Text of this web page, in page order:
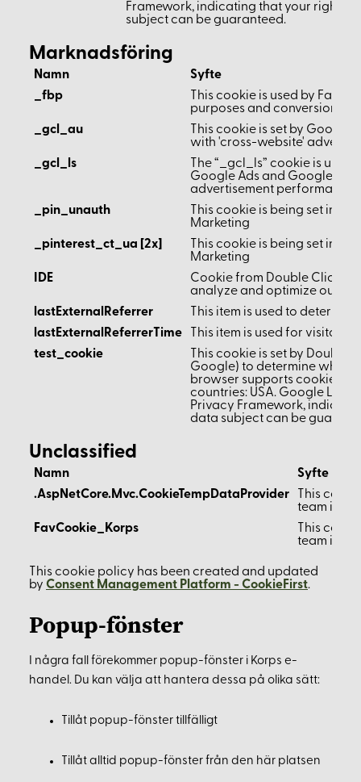
Framework, indicating that your rights
subject can be guaranteed.
Marknadsföring
Namn
Syfte
_fbp
This cookie is used by
purposes and conversion
_gcl_au
This cookie is set by Google
with 'cross-website'
_gcl_ls
The “_gcl_ls” cookie is
Google Ads and Google
advertisement performance.
_pin_unauth
This cookie is being set in
Marketing
_pinterest_ct_ua [2x]
This cookie is being set in
Marketing
IDE
Cookie from Double Click
analyze and optimize our
lastExternalReferrer
This item is used to
lastExternalReferrerTime
This item is used for visitor
test_cookie
This cookie is set by
Google) to determine
browser supports cookies.
countries: USA. Google LLC.
Privacy Framework,
data subject can be
Unclassified
Namn
Syfte
.AspNetCore.Mvc.CookieTempDataProvider
This
team is
FavCookie_Korps
This
team is
This cookie policy has been created and updated
by Consent Management Platform - CookieFirst.
Popup-fönster
I några fall förekommer popup-fönster i Korps e-
handel. Du kan välja att hantera dessa på olika sätt:
Tillåt popup-fönster tillfälligt
Tillåt alltid popup-fönster från den här platsen